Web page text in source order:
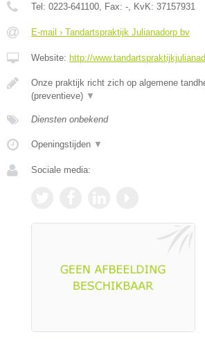
Tel: 0223-641100 , Fax: - , KvK: 37157931
E-mail › Tandartspraktijk Julianadorp bv
Website: http://
Onze praktijk richt zich op algemene
(preventieve) ▼
Diensten onbekend
Openingstijden ▼
Sociale media: